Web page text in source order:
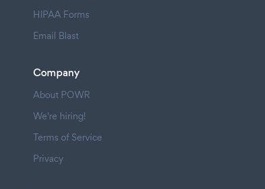
HIPAA Forms
Email Blast
Company
About POWR
We're hiring!
Terms of Service
Privacy